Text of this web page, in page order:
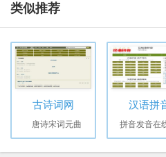
类似推荐
古诗词网
唐诗宋词元曲
汉语拼
拼音发音在